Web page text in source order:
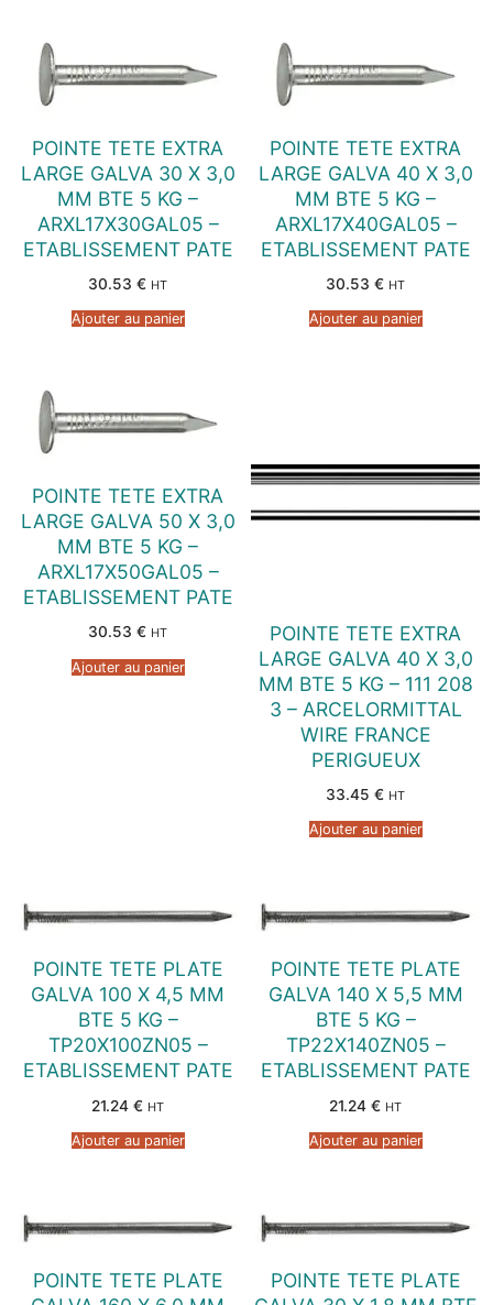
POINTE TETE EXTRA
LARGE GALVA 30 X 3,0
MM BTE 5 KG –
ARXL17X30GAL05 –
ETABLISSEMENT PATE
30.53 € HT
Ajouter au panier
POINTE TETE EXTRA
LARGE GALVA 40 X 3,0
MM BTE 5 KG –
ARXL17X40GAL05 –
ETABLISSEMENT PATE
30.53 € HT
Ajouter au panier
POINTE TETE EXTRA
LARGE GALVA 50 X 3,0
MM BTE 5 KG –
ARXL17X50GAL05 –
ETABLISSEMENT PATE
30.53 € HT
Ajouter au panier
POINTE TETE EXTRA
LARGE GALVA 40 X 3,0
MM BTE 5 KG – 111 208
3 – ARCELORMITTAL
WIRE FRANCE
PERIGUEUX
33.45 € HT
Ajouter au panier
POINTE TETE PLATE
GALVA 100 X 4,5 MM
BTE 5 KG –
TP20X100ZN05 –
ETABLISSEMENT PATE
21.24 € HT
Ajouter au panier
POINTE TETE PLATE
GALVA 140 X 5,5 MM
BTE 5 KG –
TP22X140ZN05 –
ETABLISSEMENT PATE
21.24 € HT
Ajouter au panier
POINTE TETE PLATE
POINTE TETE PLATE